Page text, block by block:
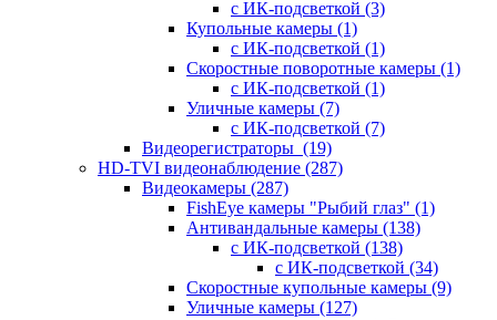
с ИК-подсветкой (3)
Купольные камеры (1)
с ИК-подсветкой (1)
Скоростные поворотные камеры (1)
с ИК-подсветкой (1)
Уличные камеры (7)
с ИК-подсветкой (7)
Видеорегистраторы (19)
HD-TVI видеонаблюдение (287)
Видеокамеры (287)
FishEye камеры "Рыбий глаз" (1)
Антивандальные камеры (138)
с ИК-подсветкой (138)
с ИК-подсветкой (34)
Скоростные купольные камеры (9)
Уличные камеры (127)